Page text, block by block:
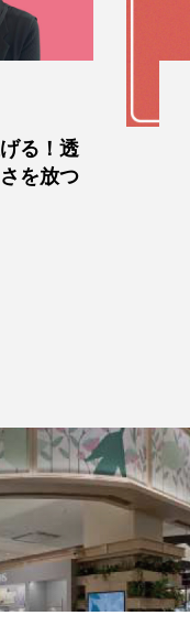
る！透
を放つ